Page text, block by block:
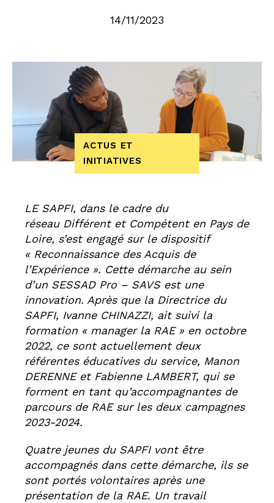
14/11/2023
ACTUS ET
INITIATIVES
LE SAPFI, dans le cadre du
réseau Différent et Compétent en Pays de
Loire, s’est engagé sur le dispositif
« Reconnaissance des Acquis de
l’Expérience ». Cette démarche au sein
d’un SESSAD Pro – SAVS est une
innovation. Après que la Directrice du
SAPFI, Ivanne CHINAZZI, ait suivi la
formation « manager la RAE » en octobre
2022, ce sont actuellement deux
référentes éducatives du service, Manon
DERENNE et Fabienne LAMBERT, qui se
forment en tant qu’accompagnantes de
parcours de RAE sur les deux campagnes
2023-2024.
Quatre jeunes du SAPFI vont être
accompagnés dans cette démarche, ils se
sont portés volontaires après une
présentation de la RAE. Un travail